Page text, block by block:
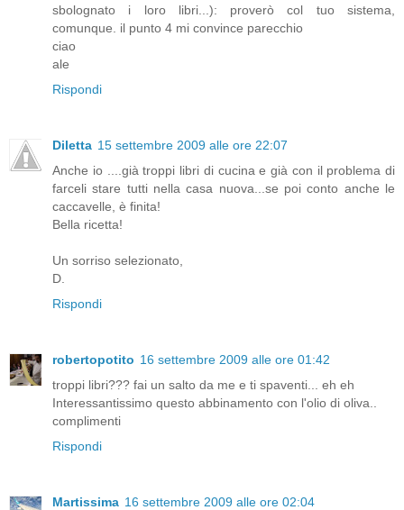
sbolognato i loro libri...): proverò col tuo sistema,
comunque. il punto 4 mi convince parecchio
ciao
ale
Rispondi
Diletta 15 settembre 2009 alle ore 22:07
Anche io ....già troppi libri di cucina e già con il problema di
farceli stare tutti nella casa nuova...se poi conto anche le
caccavelle, è finita!
Bella ricetta!
Un sorriso selezionato,
D.
Rispondi
robertopotito 16 settembre 2009 alle ore 01:42
troppi libri??? fai un salto da me e ti spaventi... eh eh
Interessantissimo questo abbinamento con l'olio di oliva..
complimenti
Rispondi
Martissima 16 settembre 2009 alle ore 02:04